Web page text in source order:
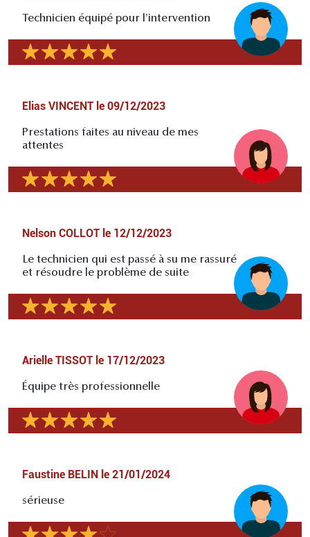
Technicien équipé pour l'intervention
Elias VINCENT le 09/12/2023
Prestations faites au niveau de mes
attentes
Nelson COLLOT le 12/12/2023
Le technicien qui est passé à su me rassuré
et résoudre le problème de suite
Arielle TISSOT le 17/12/2023
Équipe très professionnelle
Faustine BELIN le 21/01/2024
sérieuse